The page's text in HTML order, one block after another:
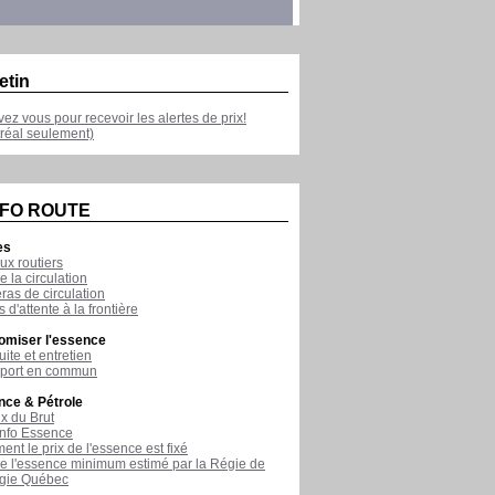
vous pour recevoir les alertes de prix!
seulement)
ROUTE
routiers
la circulation
de circulation
d'attente à la frontière
l'essence
et entretien
en commun
& Pétrole
du Brut
Essence
le prix de l'essence est fixé
l'essence minimum estimé par la Régie de
Québec